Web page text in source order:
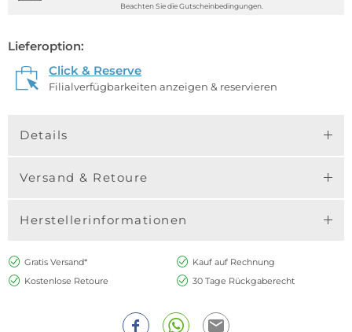
Beachten Sie die Gutscheinbedingungen.
Lieferoption:
Click & Reserve
Filialverfügbarkeiten anzeigen & reservieren
Details
Versand & Retoure
Herstellerinformationen
Gratis Versand*
Kauf auf Rechnung
Kostenlose Retoure
30 Tage Rückgaberecht